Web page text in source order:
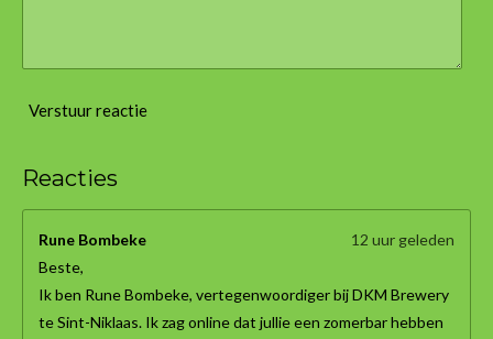
Verstuur reactie
Reacties
Rune Bombeke
12 uur geleden
Beste,
Ik ben Rune Bombeke, vertegenwoordiger bij DKM Brewery
te Sint-Niklaas. Ik zag online dat jullie een zomerbar hebben